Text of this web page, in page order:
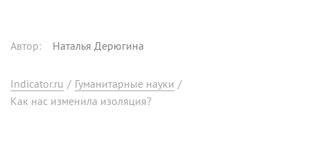
Автор: Наталья Дерюгина
Indicator.ru / Гуманитарные науки /
Как нас изменила изоляция?